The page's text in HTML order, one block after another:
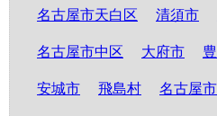
名古屋市天白区 清須市
名古屋市中区 大府市
安城市 飛島村 名古屋